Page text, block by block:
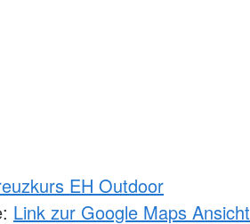
EH Outdoor
Link zur Google Maps Ansicht